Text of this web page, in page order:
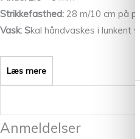
Strikkefasthed: 28 m/10 cm på
Vask: Skal håndvaskes i lunkent
Læs mere
Anmeldelser